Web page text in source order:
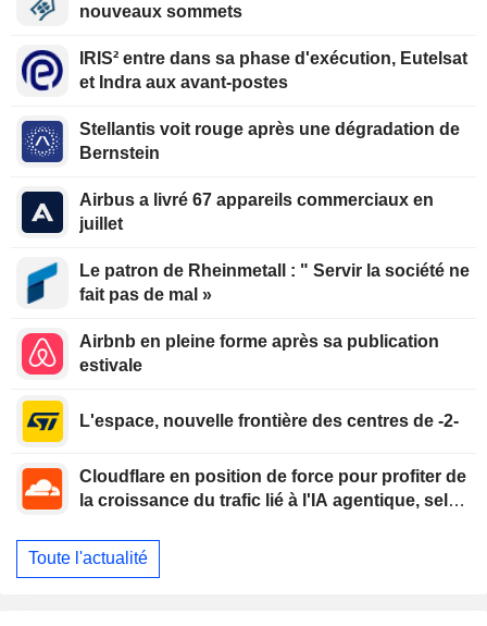
nouveaux sommets
IRIS² entre dans sa phase d'exécution, Eutelsat
et Indra aux avant-postes
Stellantis voit rouge après une dégradation de
Bernstein
Airbus a livré 67 appareils commerciaux en
juillet
Le patron de Rheinmetall : " Servir la société ne
fait pas de mal »
Airbnb en pleine forme après sa publication
estivale
L'espace, nouvelle frontière des centres de -2-
Cloudflare en position de force pour profiter de
la croissance du trafic lié à l'IA agentique, selon
Toute l'actualité